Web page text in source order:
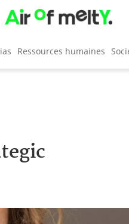
Ressources humaines